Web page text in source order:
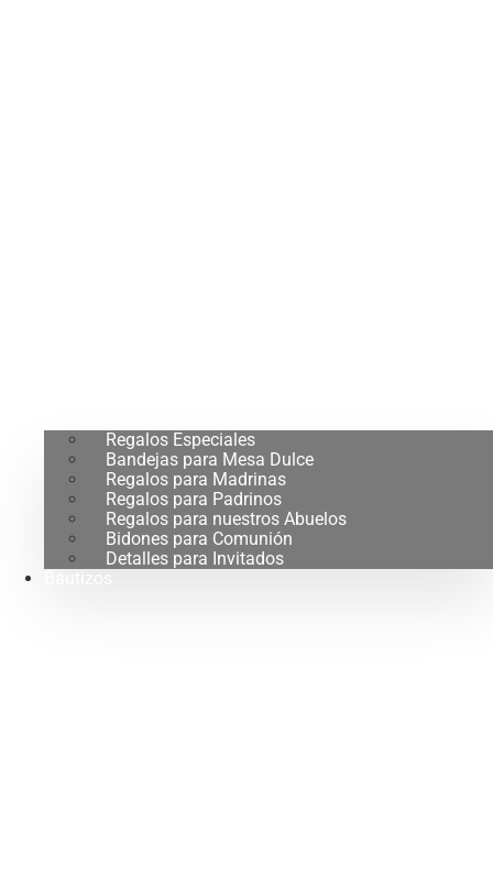
Regalos Especiales
Bandejas para Mesa Dulce
Regalos para Madrinas
Regalos para Padrinos
Regalos para nuestros Abuelos
Bidones para Comunión
Detalles para Invitados